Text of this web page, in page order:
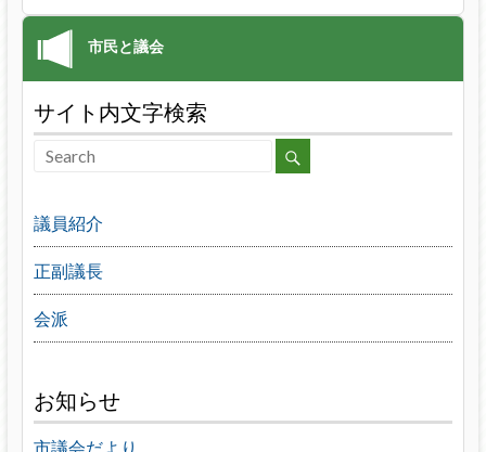
サイト内文字検索
議員紹介
正副議長
会派
お知らせ
市議会だより